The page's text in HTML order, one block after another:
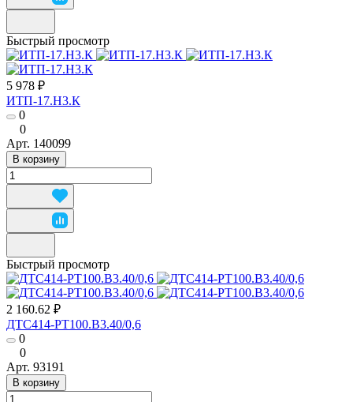
Быстрый просмотр
5 978 ₽
ИТП-17.Н3.К
0
0
Арт. 140099
В корзину
Быстрый просмотр
2 160.62 ₽
ДТС414-РТ100.В3.40/0,6
0
0
Арт. 93191
В корзину